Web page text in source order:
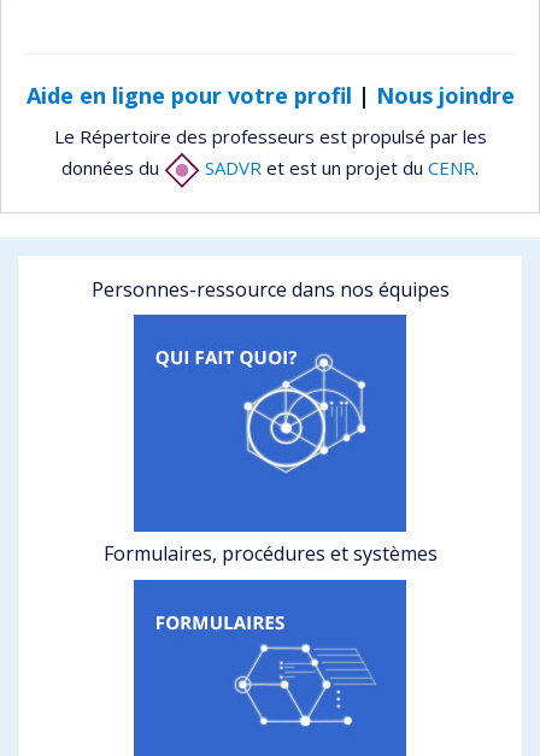
Aide en ligne pour votre profil | Nous joindre
Le Répertoire des professeurs est propulsé par les
données du
SADVR et est un projet du CENR.
Personnes-ressource dans nos équipes
Formulaires, procédures et systèmes